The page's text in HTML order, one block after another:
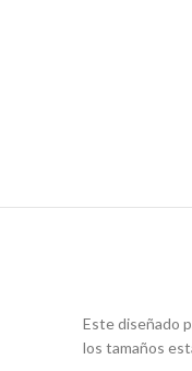
Este diseñado
los tamaños